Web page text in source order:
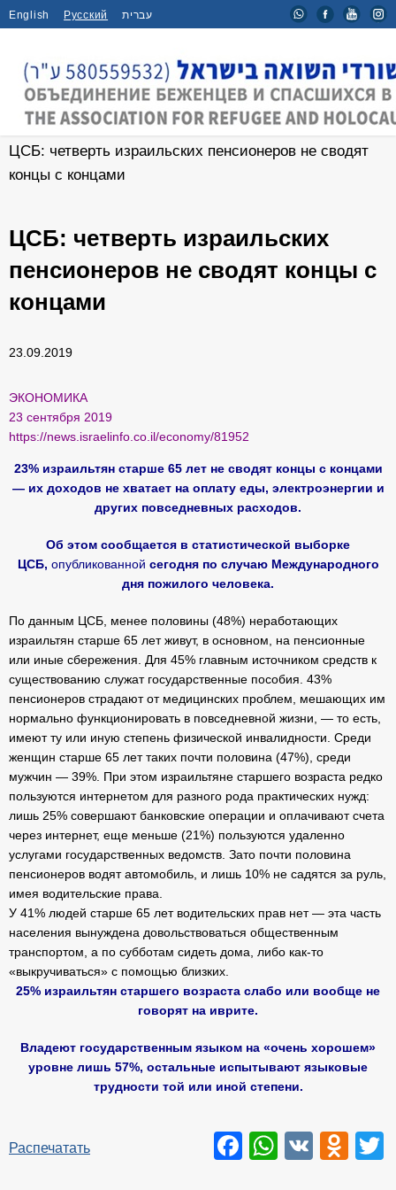
English Русский עברית
Главная / Новости /
ЦСБ: четверть израильских пенсионеров не сводят
концы с концами
ЦСБ: четверть израильских
пенсионеров не сводят концы с
концами
23.09.2019
ЭКОНОМИКА
23 сентября 2019
https://news.israelinfo.co.il/economy/81952
23% израильтян старше 65 лет не сводят концы с концами
— их доходов не хватает на оплату еды, электроэнергии и
других повседневных расходов.
Об этом сообщается в статистической выборке
ЦСБ, опубликованной сегодня по случаю Международного
дня пожилого человека.
По данным ЦСБ, менее половины (48%) неработающих
израильтян старше 65 лет живут, в основном, на пенсионные
или иные сбережения. Для 45% главным источником средств к
существованию служат государственные пособия. 43%
пенсионеров страдают от медицинских проблем, мешающих им
нормально функционировать в повседневной жизни, — то есть,
имеют ту или иную степень физической инвалидности. Среди
женщин старше 65 лет таких почти половина (47%), среди
мужчин — 39%. При этом израильтяне старшего возраста редко
пользуются интернетом для разного рода практических нужд:
лишь 25% совершают банковские операции и оплачивают счета
через интернет, еще меньше (21%) пользуются удаленно
услугами государственных ведомств. Зато почти половина
пенсионеров водят автомобиль, и лишь 10% не садятся за руль,
имея водительские права.
У 41% людей старше 65 лет водительских прав нет — эта часть
населения вынуждена довольствоваться общественным
транспортом, а по субботам сидеть дома, либо как-то
«выкручиваться» с помощью близких.
25% израильтян старшего возраста слабо или вообще не
говорят на иврите.
Владеют государственным языком на «очень хорошем»
уровне лишь 57%, остальные испытывают языковые
трудности той или иной степени.
Распечатать Facebook
VK